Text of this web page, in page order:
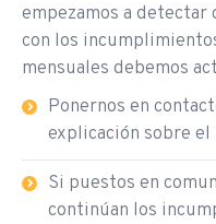
empezamos a
con los
mensuales debemos
Ponernos en
explicación sobre
Si puestos en
continúan los